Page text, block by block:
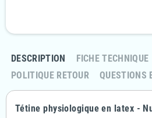
DESCRIPTION FICHE TECHNIQUE
POLITIQUE RETOUR
QUESTIONS
Tétine physiologique en latex -